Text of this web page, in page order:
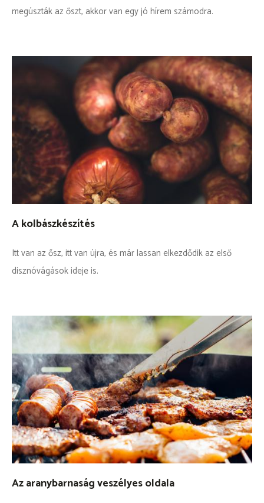
megúszták az őszt, akkor van egy jó hírem számodra.
A kolbászkészítés
Itt van az ősz, itt van újra, és már lassan elkezdődik az első
disznóvágások ideje is.
Az aranybarnaság veszélyes oldala